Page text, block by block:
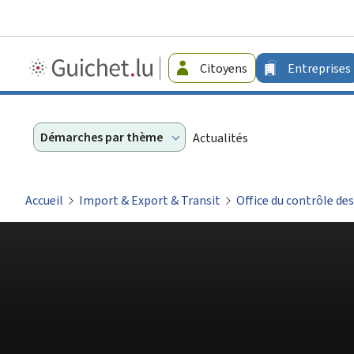
Guichet.lu
-
Citoyens Entreprises
Démarches par thème Actualités
Accueil Import & Export & Transit Office du contrôle